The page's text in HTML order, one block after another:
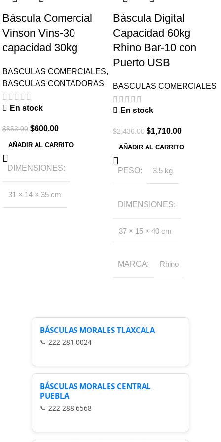
Báscula Comercial
Vinson Vins-30
capacidad 30kg
BASCULAS COMERCIALES,
BASCULAS CONTADORAS
En stock
$853.00 $600.00
AÑADIR AL CARRITO
DIMENSIONES
31 × 14 × 35 cm
Báscula Digital
Capacidad 60kg
Rhino Bar-10 con
Puerto USB
BASCULAS COMERCIALES
En stock
$2,436.00 $1,710.00
AÑADIR AL CARRITO
PESO 3.5 kg
DIMENSIONES
37 × 15 × 40 cm
MARCA Rhino
BÁSCULAS MORALES TLAXCALA
222 281 0024
BÁSCULAS MORALES CENTRAL
PUEBLA
222 288 6568